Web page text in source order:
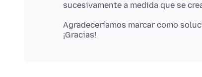
Agradeceríamos marcar como